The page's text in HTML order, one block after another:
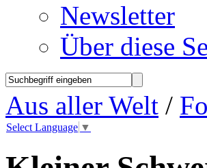
Newsletter
Über diese
Aus aller Welt /
Select Language ▼